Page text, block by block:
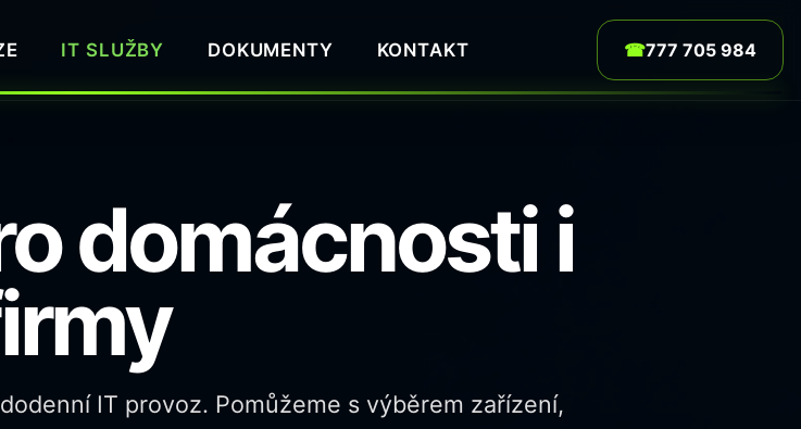
IT SLUŽBY DOKUMENTY KONTAKT ☎777 705 984
domácnosti i
IT provoz. Pomůžeme s výběrem zařízení,